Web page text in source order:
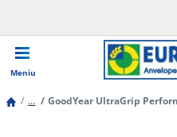
Meniu
... GoodYear UltraGrip